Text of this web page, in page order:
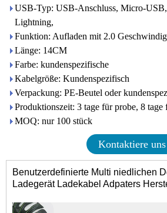
USB-Typ: USB-Anschluss, Micro-
Lightning,
Funktion: Aufladen mit 2.0
Länge: 14CM
Farbe: kundenspezifische
Kabelgröße: Kundenspezifisch
Verpackung: PE-Beutel oder
Produktionszeit: 3 tage für probe, 8 tage
MOQ: nur 100 stück
Kontaktiere uns
Benutzerdefinierte Multi niedlichen
Ladegerät Ladekabel Adpaters